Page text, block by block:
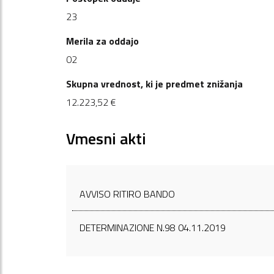
23
Merila za oddajo
02
Skupna vrednost, ki je predmet znižanja
12.223,52 €
Vmesni akti
AVVISO RITIRO BANDO
DETERMINAZIONE N.98 04.11.2019